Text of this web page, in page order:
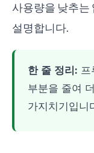
사용량을 낮추는
설명합니다.
한 줄 정리:
부분을 줄여
가지치기입니